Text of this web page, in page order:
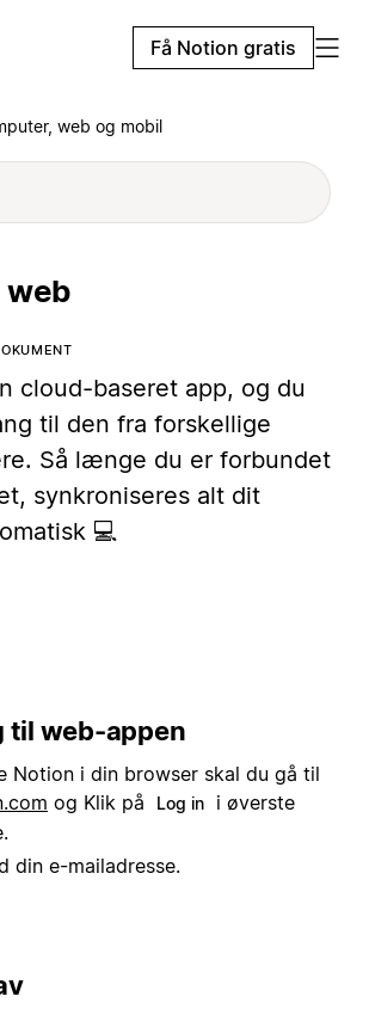
Få Notion gratis
web og mobil
web
cloud-baseret app, og du
til den fra forskellige
Så længe du er forbundet
synkroniseres alt dit
💻
til web-appen
Notion i din browser skal du gå til
og Klik på Log in
i øverste
din e-mailadresse.